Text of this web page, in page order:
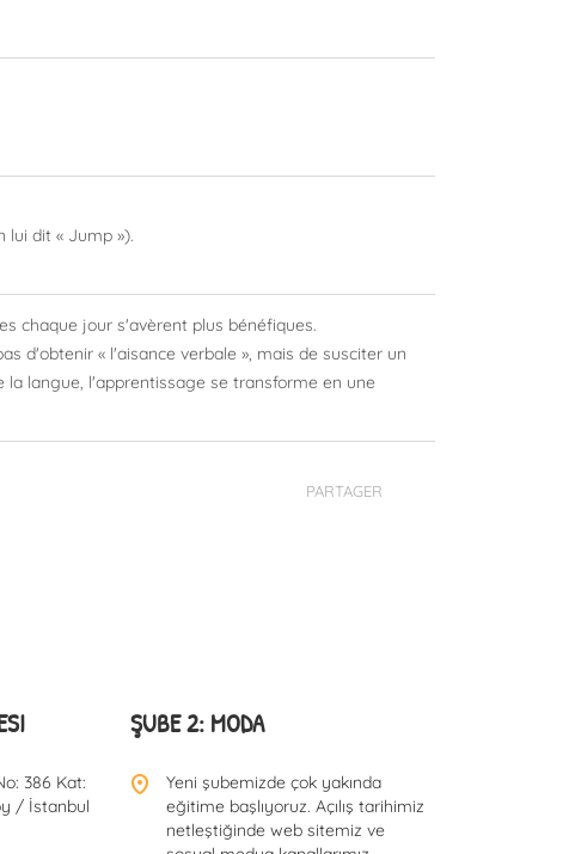
dit « Jump »).
chaque jour s'avèrent plus bénéfiques.
d'obtenir « l'aisance verbale », mais de susciter un
langue, l'apprentissage se transforme en une
PARTAGER
386 Kat:
/ İstanbul
ŞUBE 2: MODA
Yeni şubemizde çok yakında
eğitime başlıyoruz. Açılış tarihimiz
netleştiğinde web sitemiz ve